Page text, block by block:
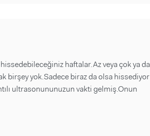
haftalar.Az veya çok ya da
birşey yok.Sadece biraz da olsa hissediyor
ultrasonununuzun vakti gelmiş.Onun